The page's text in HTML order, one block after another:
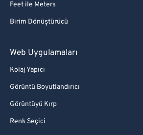
Feet ile Meters
Birim Dönüştürücü
Web Uygulamaları
Kolaj Yapıcı
Görüntü Boyutlandırıcı
Görüntüyü Kırp
Renk Seçici